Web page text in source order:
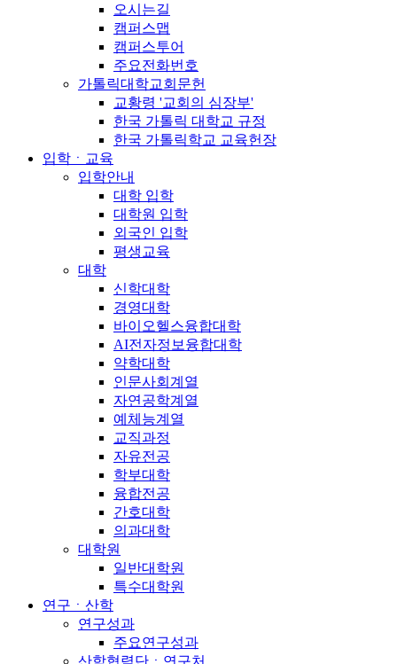
오시는길
캠퍼스맵
캠퍼스투어
주요전화번호
가톨릭대학교회문헌
교황령 '교회의 심장부'
한국 가톨릭 대학교 규정
한국 가톨릭학교 교육헌장
입학ㆍ교육
입학안내
대학 입학
대학원 입학
외국인 입학
평생교육
대학
신학대학
경영대학
바이오헬스융합대학
AI전자정보융합대학
약학대학
인문사회계열
자연공학계열
예체능계열
교직과정
자유전공
학부대학
융합전공
간호대학
의과대학
대학원
일반대학원
특수대학원
연구ㆍ산학
연구성과
주요연구성과
산학협력단ㆍ연구처